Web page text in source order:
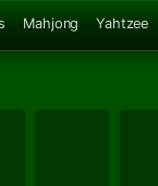
Mahjong Yahtzee